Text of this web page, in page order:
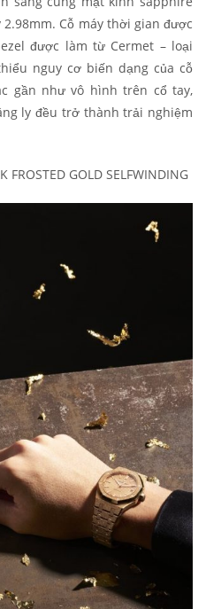
Cỗ máy thời gian được
được làm từ Cermet – loại
nguy cơ biến dạng của cỗ
gần như vô hình trên cổ tay,
ly đều trở thành trải nghiệm
FROSTED GOLD SELFWINDING